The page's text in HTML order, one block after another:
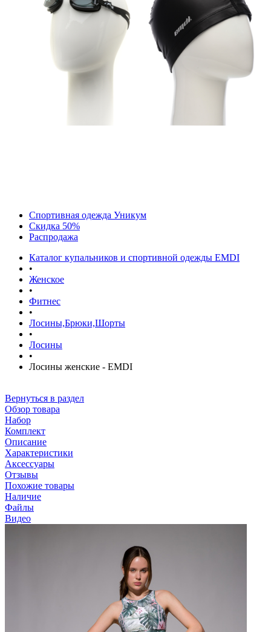
Спортивная одежда Уникум
Скидка 50%
Распродажа
Каталог купальников и спортивной одежды EMDI
•
Женское
•
Фитнес
•
Лосины,Брюки,Шорты
•
Лосины
•
Лосины женские - EMDI
Вернуться в раздел
Обзор товара
Набор
Комплект
Описание
Характеристики
Аксессуары
Отзывы
Похожие товары
Наличие
Файлы
Видео